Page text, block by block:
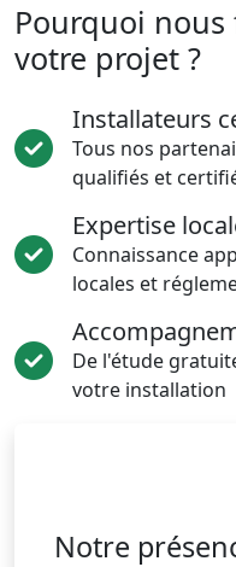
Pourquoi
votre projet ?
Installateurs
Tous nos
qualifiés et
Expertise
Connaissance
locales et
De l'étude
votre installation
Notre